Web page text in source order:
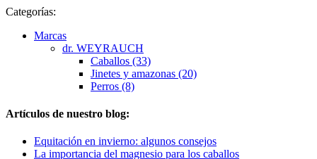
Categorías:
Marcas
dr. WEYRAUCH
Caballos (33)
Jinetes y amazonas (20)
Perros (8)
Artículos de nuestro blog:
Equitación en invierno: algunos consejos
La importancia del magnesio para los caballos